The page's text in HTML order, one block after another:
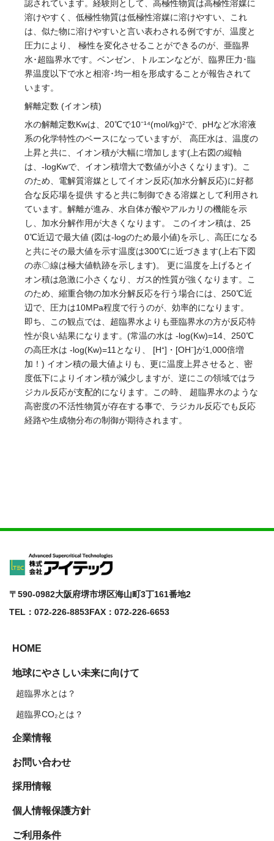
認されています。経験則として、高極性物質は高極性溶媒に
溶けやすく、低極性物質は低極性溶媒に溶けやすい、これ
は、似た物に溶けやすいと言い表わされる例ですが、温度と
圧力により、 極性を変化させることができるのが、亜臨界
水･超臨界水です。ベンゼン、トルエンなどが、臨界圧力･臨
界温度以下で水と相溶･均一相を形成することが報告されて
います。
解離定数 (イオン積)
水の解離定数Kwは、20℃で10⁻¹⁴(mol/kg)²で、pHなど水溶液
系の化学特性のベースになっていますが、 高圧水は、温度の
上昇と共に、イオン積が大幅に増加します(上右図の縦軸
は、-logKwで、イオン積増大で数値が小さくなります)。こ
のため、電解質溶媒としてイオン反応(加水分解反応)に好都
合な反応場を提供 すると共に制御できる溶媒として利用され
ています。解離が進み、水自体が酸やアルカリの機能を示
し、加水分解作用が大きくなります。 このイオン積は、25
0℃近辺で最大値 (図は-logのため最小値)を示し、高圧になる
と共にその最大値を示す温度は300℃に近づきます(上右下図
の赤〇線は極大値軌跡を示します)。 更に温度を上げるとイ
オン積は急激に小さくなり、ガス的性質が強くなります。こ
のため、縮重合物の加水分解反応を行う場合には、250℃近
辺で、圧力は10MPa程度で行うのが、効率的になります。
即ち、この観点では、超臨界水よりも亜臨界水の方が反応特
性が良い結果になります。(常温の水は -log(Kw)=14、250℃
の高圧水は -log(Kw)=11となり、 [H⁺]・[OH⁻]が1,000倍増
加！) イオン積の最大値よりも、更に温度上昇させると、密
度低下によりイオン積が減少しますが、逆にこの領域ではラ
ジカル反応が支配的になります。この時、 超臨界水のような
高密度の不活性物質が存在する事で、ラジカル反応でも反応
経路や生成物分布の制御が期待されます。
〒590-0982大阪府堺市堺区海山町3丁161番地2
TEL：072-226-8853FAX：072-226-6653
HOME
地球にやさしい未来に向けて
超臨界水とは？
超臨界CO₂とは？
企業情報
お問い合わせ
採用情報
個人情報保護方針
ご利用条件